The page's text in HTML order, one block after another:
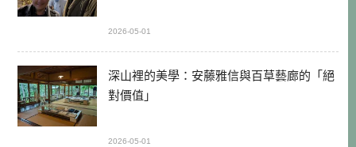
2026-05-01
深山裡的美學：安藤雅信與百草藝廊的「絕
對價值」
2026-05-01